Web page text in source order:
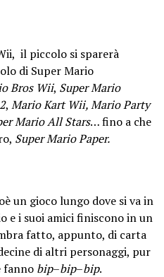
il piccolo si sparerà
di Super Mario
Bros Wii, Super Mario
, Mario Kart Wii, Mario Party
Mario All Stars… fino a che
Super Mario Paper.
un gioco lungo dove si va in
e i suoi amici finiscono in un
fatto, appunto, di carta
di altri personaggi, pur
fanno bip–bip–bip.